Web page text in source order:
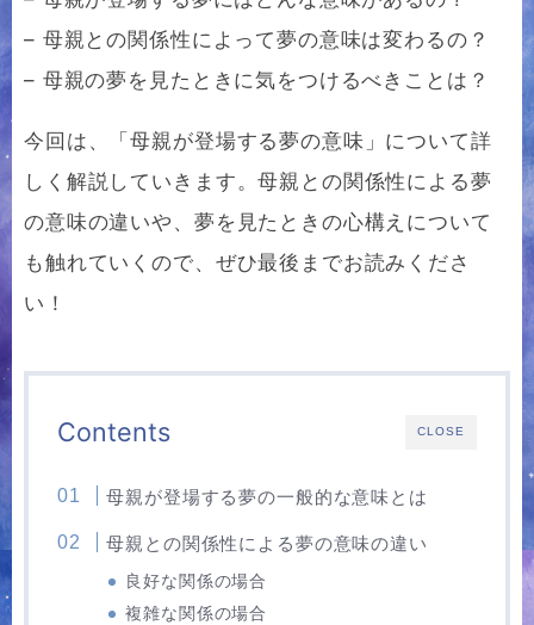
– 母親との関係性によって夢の意味は変わるの？
– 母親の夢を見たときに気をつけるべきことは？
今回は、「母親が登場する夢の意味」について詳
しく解説していきます。母親との関係性による夢
の意味の違いや、夢を見たときの心構えについて
も触れていくので、ぜひ最後までお読みくださ
い！
CLOSE
Contents
母親が登場する夢の一般的な意味とは
母親との関係性による夢の意味の違い
良好な関係の場合
複雑な関係の場合